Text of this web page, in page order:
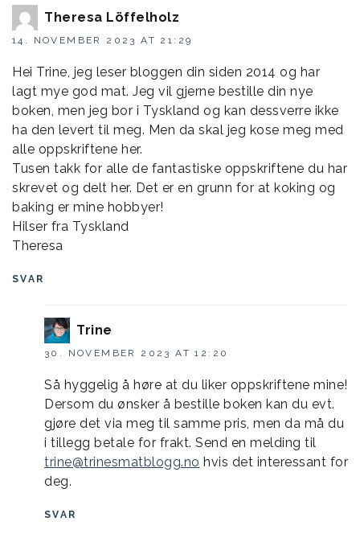
Theresa Löffelholz
14. NOVEMBER 2023 AT 21:29
Hei Trine, jeg leser bloggen din siden 2014 og har
lagt mye god mat. Jeg vil gjerne bestille din nye
boken, men jeg bor i Tyskland og kan dessverre ikke
ha den levert til meg. Men da skal jeg kose meg med
alle oppskriftene her.
Tusen takk for alle de fantastiske oppskriftene du har
skrevet og delt her. Det er en grunn for at koking og
baking er mine hobbyer!
Hilser fra Tyskland
Theresa
SVAR
Trine
30. NOVEMBER 2023 AT 12:20
Så hyggelig å høre at du liker oppskriftene mine!
Dersom du ønsker å bestille boken kan du evt.
gjøre det via meg til samme pris, men da må du
i tillegg betale for frakt. Send en melding til
trine@trinesmatblogg.no hvis det interessant for
deg.
SVAR